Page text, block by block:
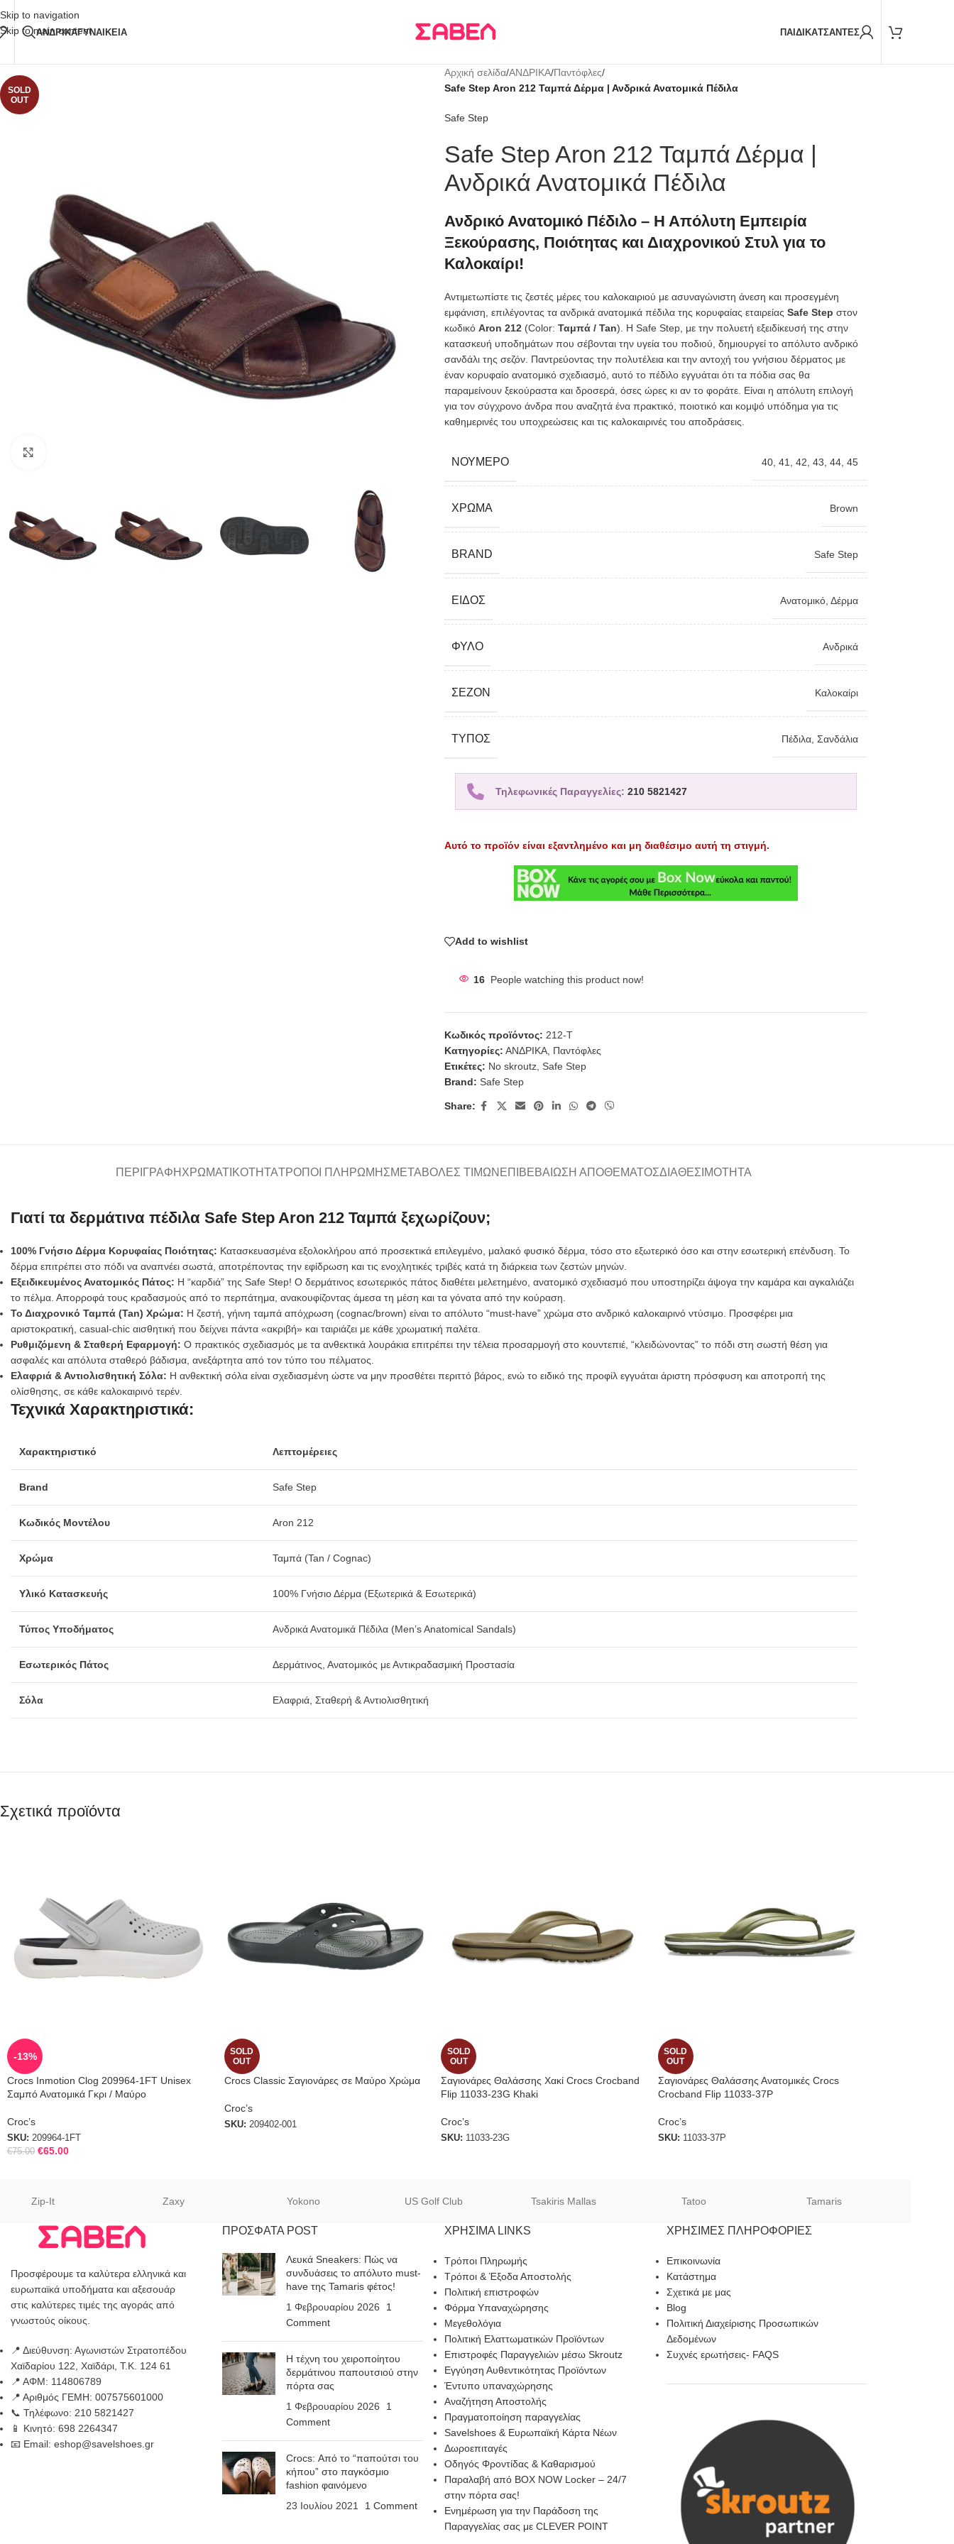
Skip to navigation
Skip to main content
Δωρεάν Μεταφορικά
ΑΝΔΡΙΚΑΓΥΝΑΙΚΕΙΑ ΠΑΙΔΙΚΑΤΣΑΝΤΕΣ
SOLD
OUT
Αρχική σελίδα/ΑΝΔΡΙΚΑ/Παντόφλες/
Safe Step Aron 212 Ταμπά Δέρμα | Ανδρικά Ανατομικά Πέδιλα
Safe Step
Safe Step Aron 212 Ταμπά Δέρμα |
Ανδρικά Ανατομικά Πέδιλα
Ανδρικό Ανατομικό Πέδιλο – Η Απόλυτη Εμπειρία
Ξεκούρασης, Ποιότητας και Διαχρονικού Στυλ για το
Καλοκαίρι!
Αντιμετωπίστε τις ζεστές μέρες του καλοκαιριού με ασυναγώνιστη άνεση και προσεγμένη
εμφάνιση, επιλέγοντας τα ανδρικά ανατομικά πέδιλα της κορυφαίας εταιρείας Safe Step στον
κωδικό Aron 212(Color: Ταμπά / Tan). Η Safe Step, με την πολυετή εξειδίκευσή της στην
κατασκευή υποδημάτων που σέβονται την υγεία του ποδιού, δημιουργεί το απόλυτο ανδρικό
σανδάλι της σεζόν. Παντρεύοντας την πολυτέλεια και την αντοχή του γνήσιου δέρματος με
έναν κορυφαίο ανατομικό σχεδιασμό, αυτό το πέδιλο εγγυάται ότι τα πόδια σας θα
παραμείνουν ξεκούραστα και δροσερά, όσες ώρες κι αν το φοράτε. Είναι η απόλυτη επιλογή
για τον σύγχρονο άνδρα που αναζητά ένα πρακτικό, ποιοτικό και κομψό υπόδημα για τις
καθημερινές του υποχρεώσεις και τις καλοκαιρινές του αποδράσεις.
ΝΟΎΜΕΡΟ 40, 41 42 43 44, 45
ΧΡΏΜΑ Brown
BRAND Safe Step
ΕΊΔΟΣ Ανατομικό, Δέρμα
ΦΎΛΟ Ανδρικά
ΣΕΖΌΝ Καλοκαίρι
TΎΠΟΣ Πέδιλα, Σανδάλια
Τηλεφωνικές Παραγγελίες: 210 5821427
Αυτό το προϊόν είναι εξαντλημένο και μη διαθέσιμο αυτή τη στιγμή.
Add to wishlist
16 People watching this product now!
Κωδικός προϊόντος: 212-Τ
Κατηγορίες: ΑΝΔΡΙΚΑ, Παντόφλες
Ετικέτες: No skroutz, Safe Step
Brand: Safe Step
Share:
ΠΕΡΙΓΡΑΦΉ ΧΡΩΜΑΤΙΚΌΤΗΤΑΤΡΌΠΟΙ ΠΛΗΡΩΜΉΣΜΕΤΑΒΟΛΈΣ ΤΙΜΏΝ ΕΠΙΒΕΒΑΊΩΣΗ ΑΠΟΘΈΜΑΤΟΣΔΙΑΘΕΣΙΜΌΤΗΤΑ
Γιατί τα δερμάτινα πέδιλα Safe Step Aron 212 Ταμπά ξεχωρίζουν;
100% Γνήσιο Δέρμα Κορυφαίας Ποιότητας: Κατασκευασμένα εξολοκλήρου από προσεκτικά επιλεγμένο, μαλακό φυσικό δέρμα, τόσο στο εξωτερικό όσο και στην εσωτερική επένδυση. Το
δέρμα επιτρέπει στο πόδι να αναπνέει σωστά, αποτρέποντας την εφίδρωση και τις ενοχλητικές τριβές κατά τη διάρκεια των ζεστών μηνών.
Εξειδικευμένος Ανατομικός Πάτος: Η “καρδιά” της Safe Step! Ο δερμάτινος εσωτερικός πάτος διαθέτει μελετημένο, ανατομικό σχεδιασμό που υποστηρίζει άψογα την καμάρα και αγκαλιάζει
το πέλμα. Απορροφά τους κραδασμούς από το περπάτημα, ανακουφίζοντας άμεσα τη μέση και τα γόνατα από την κούραση.
Το Διαχρονικό Ταμπά (Tan) Χρώμα: Η ζεστή, γήινη ταμπά απόχρωση (cognac/brown) είναι το απόλυτο “must-have” χρώμα στο ανδρικό καλοκαιρινό ντύσιμο. Προσφέρει μια
αριστοκρατική, casual-chic αισθητική που δείχνει πάντα «ακριβή» και ταιριάζει με κάθε χρωματική παλέτα.
Ρυθμιζόμενη & Σταθερή Εφαρμογή: Ο πρακτικός σχεδιασμός με τα ανθεκτικά λουράκια επιτρέπει την τέλεια προσαρμογή στο κουντεπιέ, “κλειδώνοντας” το πόδι στη σωστή θέση για
ασφαλές και απόλυτα σταθερό βάδισμα, ανεξάρτητα από τον τύπο του πέλματος.
Ελαφριά & Αντιολισθητική Σόλα: Η ανθεκτική σόλα είναι σχεδιασμένη ώστε να μην προσθέτει περιττό βάρος, ενώ το ειδικό της προφίλ εγγυάται άριστη πρόσφυση και αποτροπή της
ολίσθησης, σε κάθε καλοκαιρινό τερέν.
Τεχνικά Χαρακτηριστικά:
Χαρακτηριστικό Λεπτομέρειες
Brand Safe Step
Κωδικός Μοντέλου Aron 212
Χρώμα Ταμπά (Tan / Cognac)
Υλικό Κατασκευής 100% Γνήσιο Δέρμα (Εξωτερικά & Εσωτερικά)
Τύπος Υποδήματος Ανδρικά Ανατομικά Πέδιλα (Men’s Anatomical Sandals)
Εσωτερικός Πάτος Δερμάτινος, Ανατομικός με Αντικραδασμική Προστασία
Σόλα Ελαφριά, Σταθερή & Αντιολισθητική
Σχετικά προϊόντα
-13%
Crocs Inmotion Clog 209964-1FT Unisex
Σαμπό Ανατομικά Γκρι / Μαύρο
Croc’s
SKU: 209964-1FT
€75.00 €65.00
SOLD
OUT
Crocs Classic Σαγιονάρες σε Μαύρο Χρώμα
Croc’s
SKU: 209402-001
SOLD
OUT
Σαγιονάρες Θαλάσσης Χακί Crocs Crocband
Flip 11033-23G Khaki
Croc’s
SKU: 11033-23G
SOLD
OUT
Σαγιονάρες Θαλάσσης Ανατομικές Crocs
Crocband Flip 11033-37P
Croc’s
SKU: 11033-37P
Zip-It Zaxy Yokono US Golf Club Tsakiris Mallas Tatoo Tamaris
Προσφέρουμε τα καλύτερα ελληνικά και
ευρωπαϊκά υποδήματα και αξεσουάρ
στις καλύτερες τιμές της αγοράς από
γνωστούς οίκους.
📍 Διεύθυνση: Αγωνιστών Στρατοπέδου
Χαϊδαρίου 122, Χαϊδάρι, Τ.Κ. 124 61
📍 ΑΦΜ: 114806789
📍 Αριθμός ΓΕΜΗ: 007575601000
📞 Τηλέφωνο: 210 5821427
📱 Κινητό: 698 2264347
📧 Email: eshop@savelshoes.gr
ΠΡΟΣΦΑΤΑ POST
Λευκά Sneakers: Πώς να
συνδυάσεις το απόλυτο must-
have της Tamaris φέτος!
1 Φεβρουαρίου 2026
1
Comment
Η τέχνη του χειροποίητου
δερμάτινου παπουτσιού στην
πόρτα σας
1 Φεβρουαρίου 2026
1
Comment
Crocs: Από το “παπούτσι του
κήπου” στο παγκόσμιο
fashion φαινόμενο
23 Ιουλίου 2021
1 Comment
ΧΡΗΣΙΜΑ LINKS
Τρόποι Πληρωμής
Τρόποι & Έξοδα Αποστολής
Πολιτική επιστροφών
Φόρμα Υπαναχώρησης
Μεγεθολόγια
Πολιτική Ελαττωματικών Προϊόντων
Επιστροφές Παραγγελιών μέσω Skroutz
Εγγύηση Αυθεντικότητας Προϊόντων
Έντυπο υπαναχώρησης
Αναζήτηση Αποστολής
Πραγματοποίηση παραγγελίας
Savelshoes & Ευρωπαϊκή Κάρτα Νέων
Δωροεπιταγές
Οδηγός Φροντίδας & Καθαρισμού
Παραλαβή από BOX NOW Locker – 24/7
στην πόρτα σας!
Ενημέρωση για την Παράδοση της
Παραγγελίας σας με CLEVER POINT
ΧΡΉΣΙΜΕΣ ΠΛΗΡΟΦΟΡΊΕΣ
Επικοινωνία
Κατάστημα
Σχετικά με μας
Blog
Πολιτική Διαχείρισης Προσωπικών
Δεδομένων
Συχνές ερωτήσεις- FAQS